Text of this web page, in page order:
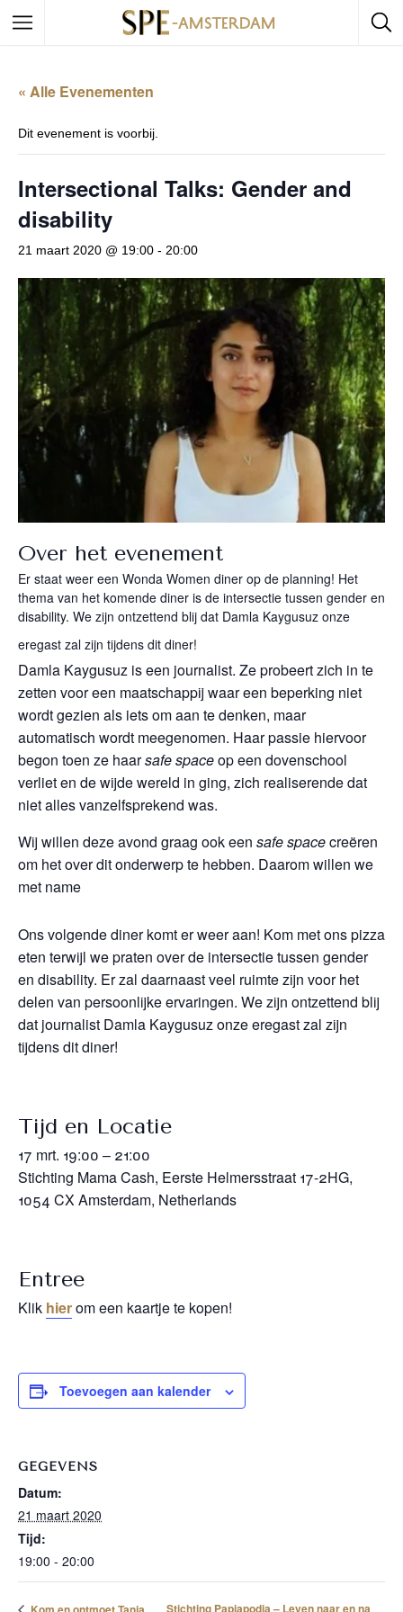
« Alle Evenementen
Dit evenement is voorbij.
Intersectional Talks: Gender and
disability
21 maart 2020 @ 19:00 - 20:00
Over het evenement
Er staat weer een Wonda Women diner op de planning! Het
thema van het komende diner is de intersectie tussen gender en
disability. We zijn ontzettend blij dat Damla Kaygusuz onze
eregast zal zijn tijdens dit diner!
Damla Kaygusuz is een journalist. Ze probeert zich in te
zetten voor een maatschappij waar een beperking niet
wordt gezien als iets om aan te denken, maar
automatisch wordt meegenomen. Haar passie hiervoor
begon toen ze haarsafe spaceop een dovenschool
verliet en de wijde wereld in ging, zich realiserende dat
niet alles vanzelfsprekend was.
Wij willen deze avond graag ook een safe spacecreëren
om het over dit onderwerp te hebben. Daarom willen we
met name
Ons volgende diner komt er weer aan! Kom met ons pizza
eten terwijl we praten over de intersectie tussen gender
en disability. Er zal daarnaast veel ruimte zijn voor het
delen van persoonlijke ervaringen. We zijn ontzettend blij
dat journalist Damla Kaygusuz onze eregast zal zijn
tijdens dit diner!
Tijd en Locatie
17 mrt. 19:00 – 21:00
Stichting Mama Cash, Eerste Helmersstraat 17-2HG,
1054 CX Amsterdam, Netherlands
Entree
Klik hierom een kaartje te kopen!
Toevoegen aan kalender
GEGEVENS
Datum:
21 maart 2020
Tijd:
19:00 - 20:00